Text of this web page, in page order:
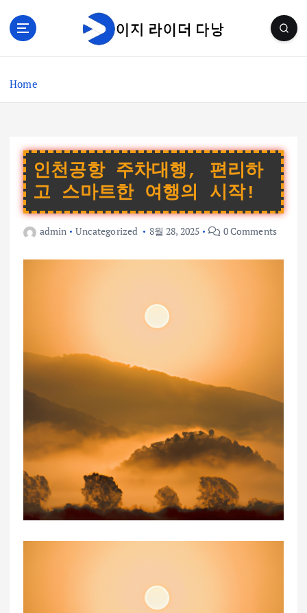
c
Home
인천공항 주차대행, 편리하
고 스마트한 여행의 시작!
admin Uncategorized 8월 28, 2025 0 Comments